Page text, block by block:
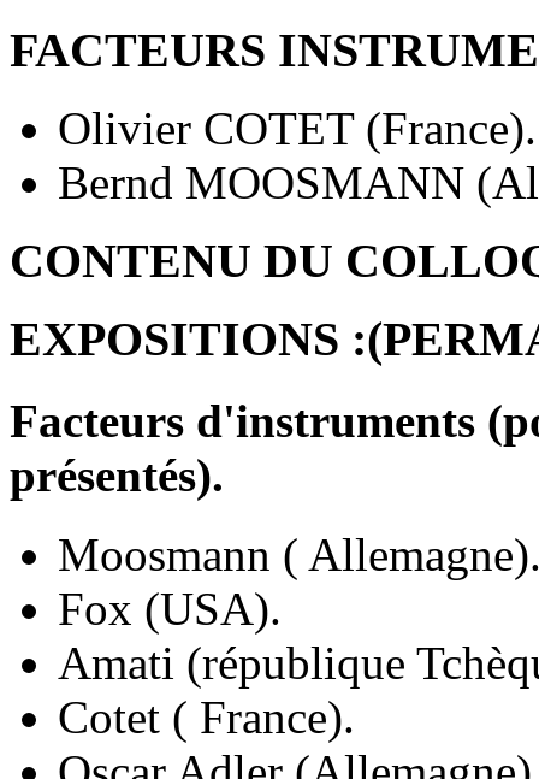
FACTEURS
Olivier COTET (France).
Bernd MOOSMANN
CONTENU DU
EXPOSITIONS
Facteurs d'instruments
présentés).
Moosmann (
Fox (USA).
Amati (république
Cotet ( France).